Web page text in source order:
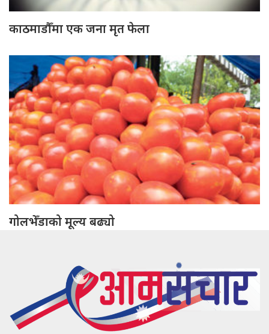
काठमाडौँमा एक जना मृत फेला
गोलभेँडाको मूल्य बढ्यो